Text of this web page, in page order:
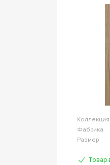
Коллекция
Фабрика
Размер
Товар